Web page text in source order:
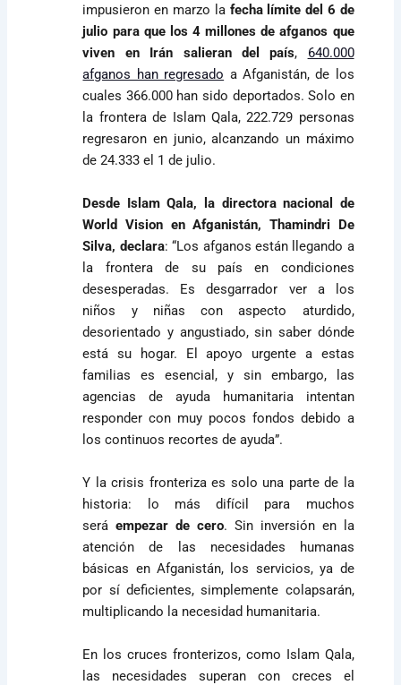
impusieron en marzo lafecha límite del 6 de
julio para que los 4 millones de afganos que
viven en Irán salieran del país, 640.000
afganos han regresado a Afganistán, de los
cuales 366.000 han sido deportados. Solo en
la frontera de Islam Qala, 222.729 personas
regresaron en junio, alcanzando un máximo
de 24.333 el 1 de julio.
Desde Islam Qala, la directora nacional de
World Vision en Afganistán, Thamindri De
Silva, declara: “Los afganos están llegando a
la frontera de su país en condiciones
desesperadas. Es desgarrador ver a los
niños y niñas con aspecto aturdido,
desorientado y angustiado, sin saber dónde
está su hogar. El apoyo urgente a estas
familias es esencial, y sin embargo, las
agencias de ayuda humanitaria intentan
responder con muy pocos fondos debido a
los continuos recortes de ayuda”.
Y la crisis fronteriza es solo una parte de la
historia: lo más difícil para muchos
seráempezar de cero. Sin inversión en la
atención de las necesidades humanas
básicas en Afganistán, los servicios, ya de
por sí deficientes, simplemente colapsarán,
multiplicando la necesidad humanitaria.
En los cruces fronterizos, como Islam Qala,
las necesidades superan con creces el